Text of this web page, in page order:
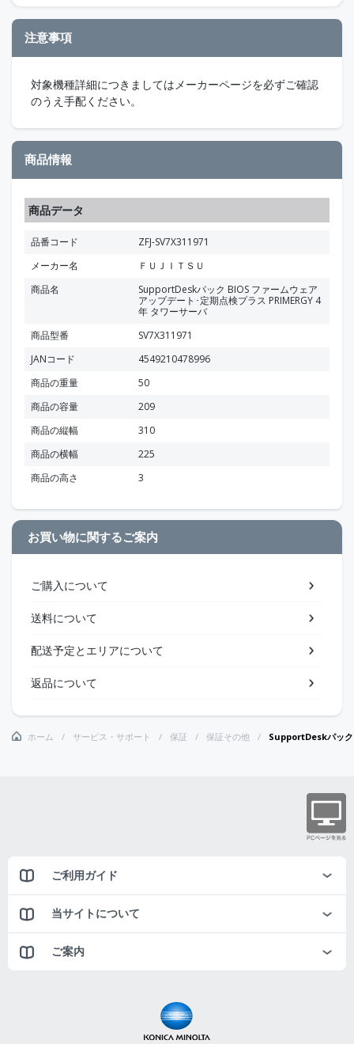
注意事項
対象機種詳細につきましてはメーカーページを必ずご確認
のうえ手配ください。
商品情報
商品データ
品番コード
ZFJ-SV7X311971
メーカー名
ＦＵＪＩＴＳＵ
商品名
SupportDeskパック BIOS ファームウェア
アップデート･定期点検プラス PRIMERGY 4
年 タワーサーバ
商品型番
SV7X311971
JANコード
4549210478996
商品の重量
50
商品の容量
209
商品の縦幅
310
商品の横幅
225
商品の高さ
3
お買い物に関するご案内
ご購入について
送料について
配送予定とエリアについて
返品について
ホーム サービス・サポート 保証 保証その他 SupportDeskパック
ご利用ガイド
当サイトについて
ご案内